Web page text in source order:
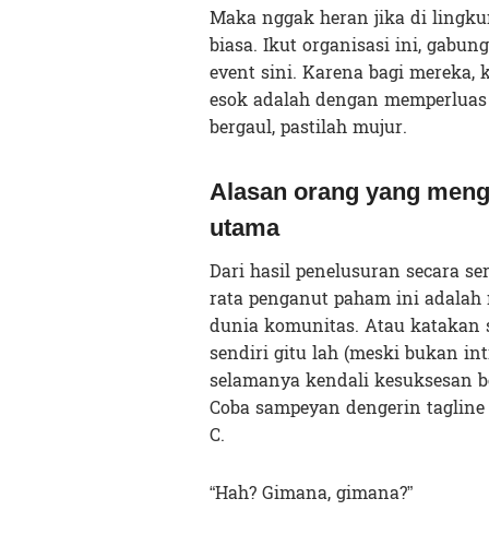
Maka nggak heran jika di
biasa. Ikut organisasi ini,
event sini. Karena bagi
esok adalah dengan
bergaul, pastilah mujur.
Alasan orang yang
utama
Dari hasil penelusuran secara
rata penganut paham ini
dunia komunitas. Atau katakan
sendiri gitu lah (meski bukan
selamanya kendali kesuksesan
Coba sampeyan dengerin
C.
“Hah? Gimana, gimana?”